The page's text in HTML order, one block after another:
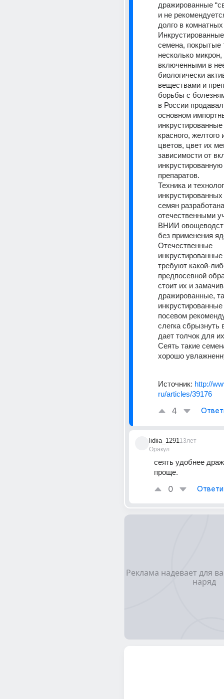
дражированные
и не
долго в
семена, покрытые
несколько
включенными в
биологически
веществами и
борьбы с
в России
основном
красного, желтого
цветов, цвет их
зависимости от
препаратов.
Техника и
семян
отечественными
ВНИИ
без применения
Отечественные
требуют какой-
предпосевной
стоит их и
дражированные,
посевом
слегка сбрызнуть
дает толчок для
Сеять такие
хорошо
Источник: http://
ru/articles/39176
4
lidiia_1291
Оракул
13лет
сеять удобнее
проще.
0